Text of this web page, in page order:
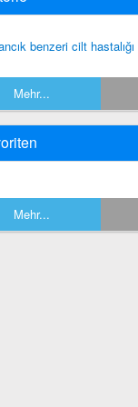
benzeri cilt hastalığı
Mehr...
Mehr...